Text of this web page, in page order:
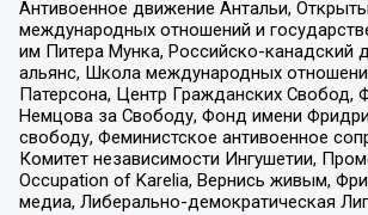
Антивоенное движение Антальи,
международных отношений и
им Питера Мунка, Российско-канадский
альянс, Школа международных
Патерсона, Центр Гражданских Свобод,
Немцова за Свободу, Фонд имени
свободу, Феминистское антивоенное
Комитет независимости Ингушетии,
Occupation of Karelia, Вернись живым,
медиа, Либерально-демократическая